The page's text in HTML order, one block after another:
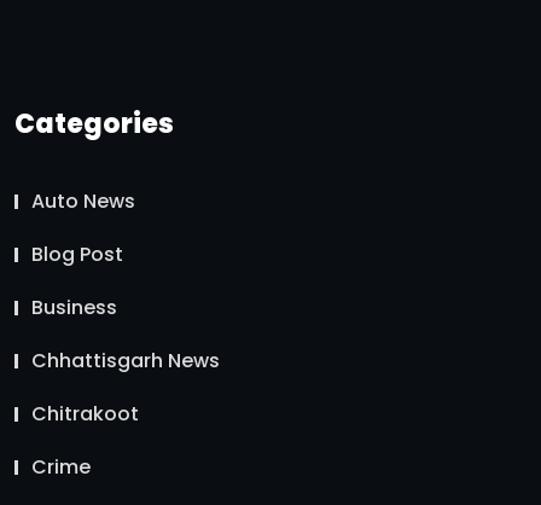
Categories
Auto News
Blog Post
Business
Chhattisgarh News
Chitrakoot
Crime